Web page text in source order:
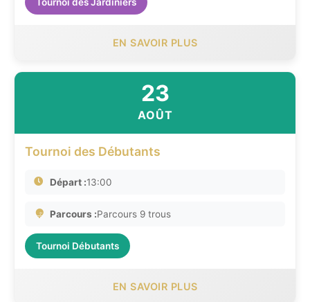
EN SAVOIR PLUS
23
AOÛT
Tournoi des Débutants
Départ :13:00
Parcours :Parcours 9 trous
Tournoi Débutants
EN SAVOIR PLUS